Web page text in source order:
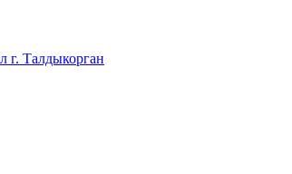
Талдыкорган